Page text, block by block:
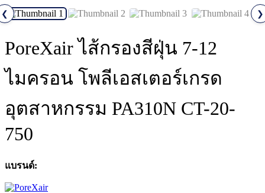
❮ ❯
PoreXair ไส้กรองสีฝุ่น 7-12
ไมครอน โพลีเอสเตอร์เกรด
อุตสาหกรรม PA310N CT-20-
750
แบรนด์: